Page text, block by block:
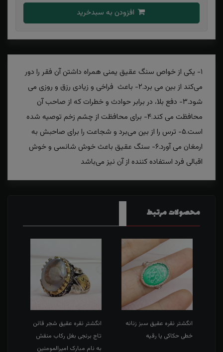
۱- یکی از خواص سنگ عقیق یمنی همراه داشتن آن فقر را دور
می‌کند از بین می برد.۲- باعث فراخی و زیادی رزق و روزی می
شود.۳- دفع بلا، در برابر حوادث و خطرات که از صاحب آن
محافظت می کند.۴- برای محافظت از چشم زخم توصیه شده
است.۵- ترس را از بین می‌برد و شجاعت را برای صاحبش به
ارمغان می آورد.۶- سنگ عقیق باعث خوش شانسی و خوش
اقبالی فرد استفاده کننده از آن نیز می‌باشد
محصولات مرتبط
انگشتر نقره عقیق سبز زنانه
خطی حکاکی یا رقیه
انگشتر نقره عقیق شجر قائن
تاج برنجی بغل رکاب منقش
به نام مبارک امیرالمومنین